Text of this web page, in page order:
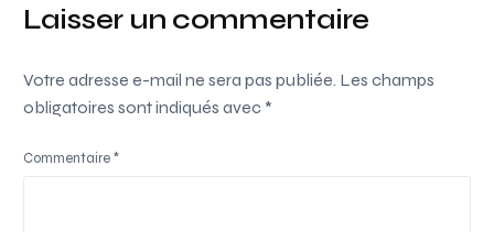
Laisser un commentaire
Votre adresse e-mail ne sera pas publiée. Les champs
obligatoires sont indiqués avec *
Commentaire*